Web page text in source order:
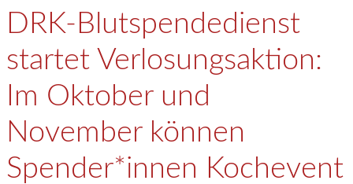
DRK-Blutspendedienst
startet Verlosungsaktion:
Im Oktober und
November können
Spender*innen Kochevent